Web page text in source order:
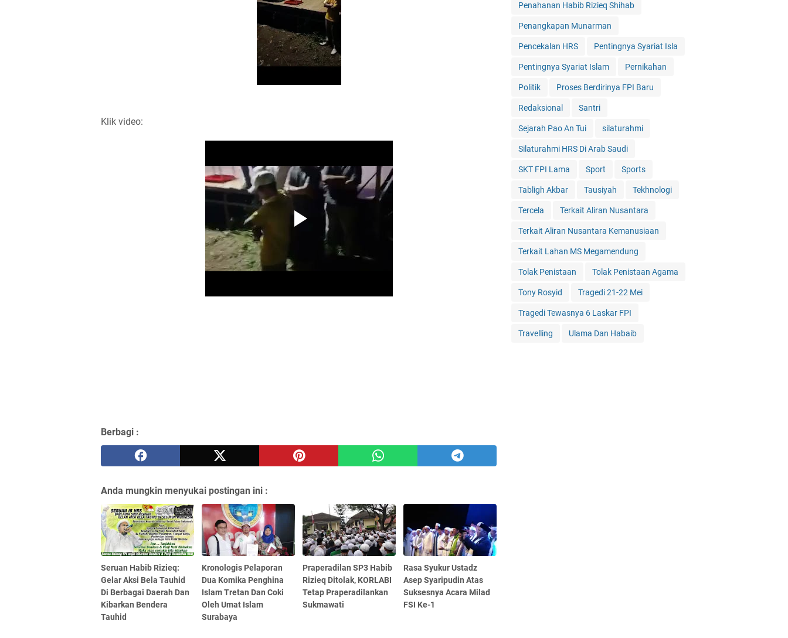
Klik video:
Berbagi :
Anda mungkin menyukai postingan ini :
Seruan Habib Rizieq:
Gelar Aksi Bela Tauhid
Di Berbagai Daerah Dan
Kibarkan Bendera
Tauhid
Kronologis Pelaporan
Dua Komika Penghina
Islam Tretan Dan Coki
Oleh Umat Islam
Surabaya
Praperadilan SP3 Habib
Rizieq Ditolak, KORLABI
Tetap Praperadilankan
Sukmawati
Rasa Syukur Ustadz
Asep Syaripudin Atas
Suksesnya Acara Milad
FSI Ke-1
Penahanan Habib Rizieq Shihab
Penangkapan Munarman
Pencekalan HRS Pentingnya Syariat Isla
Pentingnya Syariat Islam Pernikahan
Politik Proses Berdirinya FPI Baru
Redaksional Santri
Sejarah Pao An Tui silaturahmi
Silaturahmi HRS Di Arab Saudi
SKT FPI Lama Sport Sports
Tabligh Akbar Tausiyah Tekhnologi
Tercela Terkait Aliran Nusantara
Terkait Aliran Nusantara Kemanusiaan
Terkait Lahan MS Megamendung
Tolak Penistaan Tolak Penistaan Agama
Tony Rosyid Tragedi 21-22 Mei
Tragedi Tewasnya 6 Laskar FPI
Travelling Ulama Dan Habaib